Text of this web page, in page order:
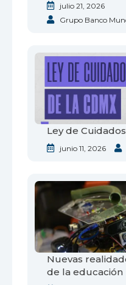
julio 21, 2026
Grupo Banco
Ley de
junio 11, 2026
Nuevas
de la educación